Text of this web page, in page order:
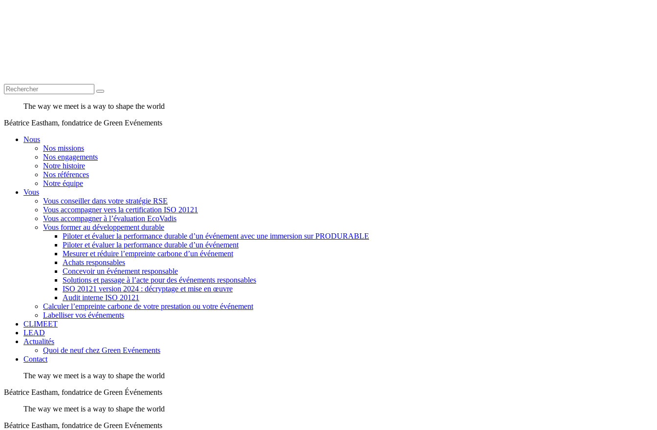
The way we meet is a way to shape the world
Béatrice Eastham, fondatrice de Green Evénements
Nous
Nos missions
Nos engagements
Notre histoire
Nos références
Notre équipe
Vous
Vous conseiller dans votre stratégie RSE
Vous accompagner vers la certification ISO 20121
Vous accompagner à l’évaluation EcoVadis
Vous former au développement durable
Piloter et évaluer la performance durable d’un événement avec une immersion sur PRODURABLE
Piloter et évaluer la performance durable d’un événement
Mesurer et réduire l’empreinte carbone d’un événement
Achats responsables
Concevoir un événement responsable
Solutions et passage à l’acte pour des événements responsables
ISO 20121 version 2024 : décryptage et mise en œuvre
Audit interne ISO 20121
Calculer l’empreinte carbone de votre prestation ou votre événement
Labelliser vos événements
CLIMEET
LEAD
Actualités
Quoi de neuf chez Green Evénements
Contact
The way we meet is a way to shape the world
Béatrice Eastham, fondatrice de Green Événements
The way we meet is a way to shape the world
Béatrice Eastham, fondatrice de Green Evénements